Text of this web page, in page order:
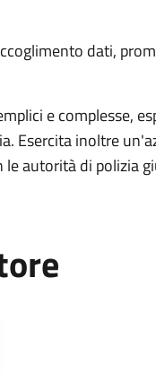
dati,
e complesse,
Esercita inoltre
autorità di polizia